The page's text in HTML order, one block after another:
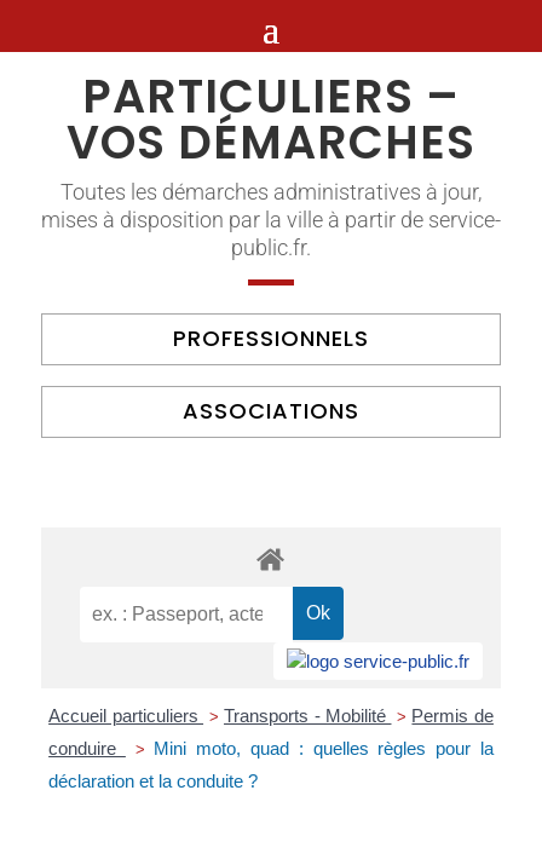
PARTICULIERS –
VOS DÉMARCHES
Toutes les démarches administratives à jour,
mises à disposition par la ville à partir de service-
public.fr.
PROFESSIONNELS
ASSOCIATIONS
Accueil particuliers > Transports - Mobilité > Permis de
conduire
> Mini moto, quad : quelles règles pour la
déclaration et la conduite ?